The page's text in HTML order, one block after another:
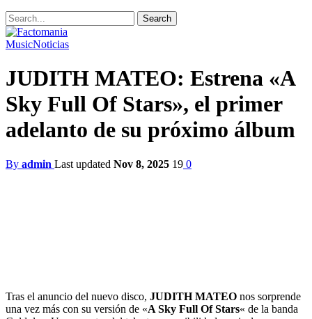
MusicNoticias
JUDITH MATEO: Estrena «A
Sky Full Of Stars», el primer
adelanto de su próximo álbum
By admin Last updated Nov 8, 2025 19 0
Tras el anuncio del nuevo disco, JUDITH MATEO nos sorprende
una vez más con su versión de «A Sky Full Of Stars« de la banda